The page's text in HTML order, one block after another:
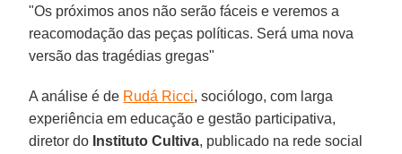
"Os próximos anos não serão fáceis e veremos a
reacomodação das peças políticas. Será uma nova
versão das tragédias gregas"
A análise é de Rudá Ricci, sociólogo, com larga
experiência em educação e gestão participativa,
diretor do Instituto Cultiva, publicado na rede social